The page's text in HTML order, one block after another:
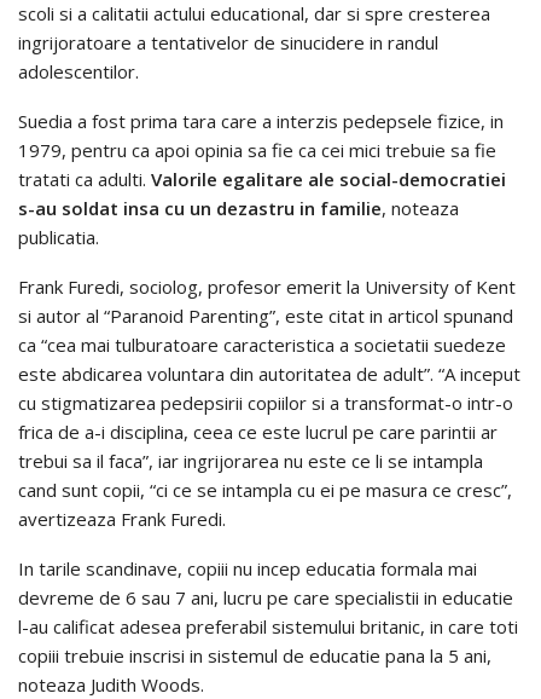
scoli si a calitatii actului educational, dar si spre cresterea
ingrijoratoare a tentativelor de sinucidere in randul
adolescentilor.
Suedia a fost prima tara care a interzis pedepsele fizice, in
1979, pentru ca apoi opinia sa fie ca cei mici trebuie sa fie
tratati ca adulti. Valorile egalitare ale social-democratiei
s-au soldat insa cu un dezastru in familie, noteaza
publicatia.
Frank Furedi, sociolog, profesor emerit la University of Kent
si autor al “Paranoid Parenting”, este citat in articol spunand
ca “cea mai tulburatoare caracteristica a societatii suedeze
este abdicarea voluntara din autoritatea de adult”. “A inceput
cu stigmatizarea pedepsirii copiilor si a transformat-o intr-o
frica de a-i disciplina, ceea ce este lucrul pe care parintii ar
trebui sa il faca”, iar ingrijorarea nu este ce li se intampla
cand sunt copii, “ci ce se intampla cu ei pe masura ce cresc”,
avertizeaza Frank Furedi.
In tarile scandinave, copiii nu incep educatia formala mai
devreme de 6 sau 7 ani, lucru pe care specialistii in educatie
l-au calificat adesea preferabil sistemului britanic, in care toti
copiii trebuie inscrisi in sistemul de educatie pana la 5 ani,
noteaza Judith Woods.